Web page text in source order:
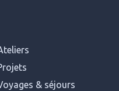
& séjours